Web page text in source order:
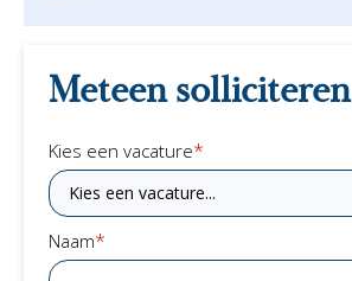
Meteen solliciteren
Kies een vacature*
Naam*